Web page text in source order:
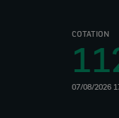
COTATION
07/08/2026